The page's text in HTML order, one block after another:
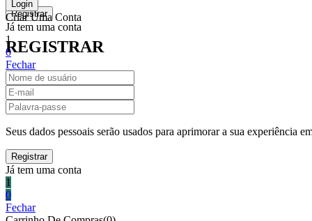
Já tem uma conta
1
0
Fechar
Carrinho De Compras(0)
No products in the cart.
Criar Uma Conta
REGISTRAR
Seus dados pessoais serão usados para aprimorar a sua experiência
Já tem uma conta
1
0
Fechar